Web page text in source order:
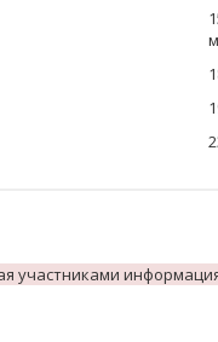
участниками